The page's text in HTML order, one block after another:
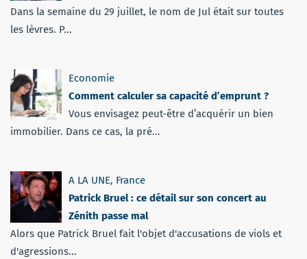
Dans la semaine du 29 juillet, le nom de Jul était sur toutes
les lèvres. P...
Economie
Comment calculer sa capacité d’emprunt ?
Vous envisagez peut-être d’acquérir un bien
immobilier. Dans ce cas, la pré...
A LA UNE, France
Patrick Bruel : ce détail sur son concert au
Zénith passe mal
Alors que Patrick Bruel fait l'objet d'accusations de viols et
d'agressions...